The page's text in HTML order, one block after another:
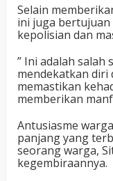
Selain
ini juga
kepolisian dan
” Ini adalah salah
mendekatkan diri
memastikan
memberikan
Antusiasme
panjang yang
seorang warga,
kegembiraannya.